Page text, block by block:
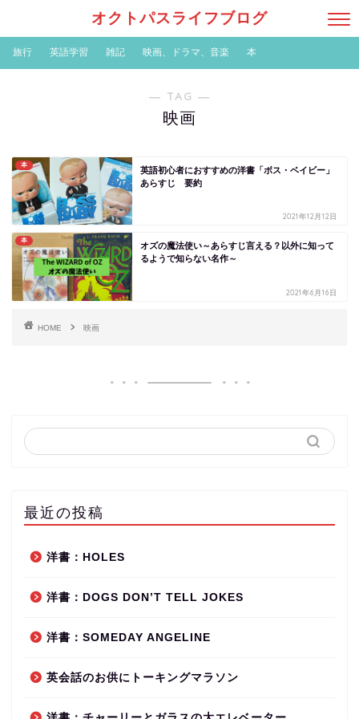
オクトパスライフブログ
旅行 英語学習 雑記 映画、ドラマ、音楽 本
― TAG ―
映画
本
英語初心者におすすめの洋書「ボス・ベイビー」
あらすじ 要約
2021年12月12日
本
オズの魔法使い～あらすじ言える？以外に知って
るようで知らない名作～
2021年6月16日
HOME 映画
最近の投稿
洋書：HOLES
洋書：DOGS DON’T TELL JOKES
洋書：SOMEDAY ANGELINE
英会話のお供にトーキングマラソン